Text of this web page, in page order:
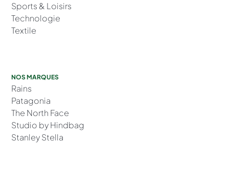
Sports & Loisirs
Technologie
Textile
NOS MARQUES
Rains
Patagonia
The North Face
Studio by Hindbag
Stanley Stella